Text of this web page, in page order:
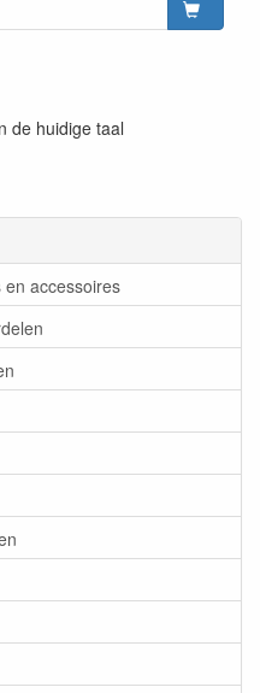
en accessoires
de huidige taal